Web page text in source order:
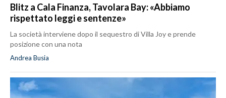
Blitz a Cala Finanza, Tavolara Bay: «Abbiamo
rispettato leggi e sentenze»
La società interviene dopo il sequestro di Villa Joy e prende
posizione con una nota
Andrea Busia